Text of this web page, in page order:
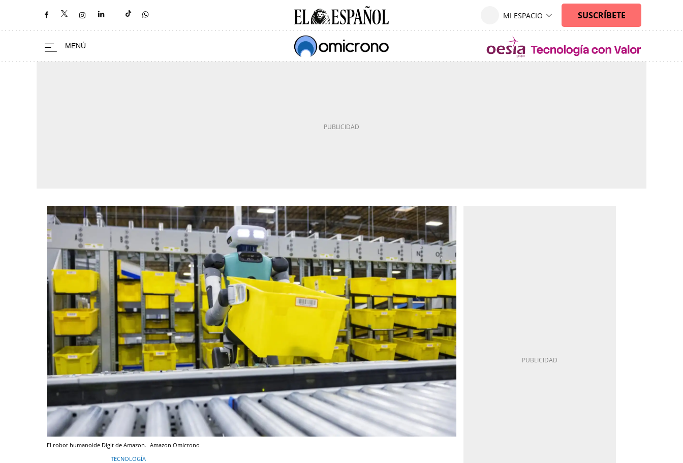
El robot humanoide Digit de Amazon. Amazon Omicrono
TECNOLOGÍA